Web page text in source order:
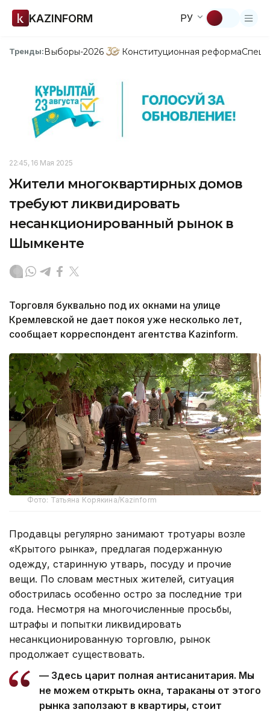
KAZINFORM РУ
Тренды:Выборы-2026 Конституционная реформа
22:45, 16 Мая 2025
Жители многоквартирных домов
требуют ликвидировать
несанкционированный рынок в
Шымкенте
Торговля буквально под их окнами на улице
Кремлевской не дает покоя уже несколько лет,
сообщает корреспондент агентства Kazinform.
Фото: Татьяна Корякина/Kazinform
Продавцы регулярно занимают тротуары возле
«Крытого рынка», предлагая подержанную
одежду, старинную утварь, посуду и прочие
вещи. По словам местных жителей, ситуация
обострилась особенно остро за последние три
года. Несмотря на многочисленные просьбы,
штрафы и попытки ликвидировать
несанкционированную торговлю, рынок
продолжает существовать.
— Здесь царит полная антисанитария. Мы
не можем открыть окна, тараканы от этого
рынка заползают в квартиры, стоит